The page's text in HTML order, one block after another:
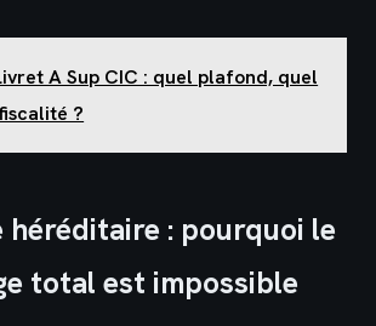
A Sup CIC : quel plafond, quel
?
héréditaire : pourquoi le
total est impossible